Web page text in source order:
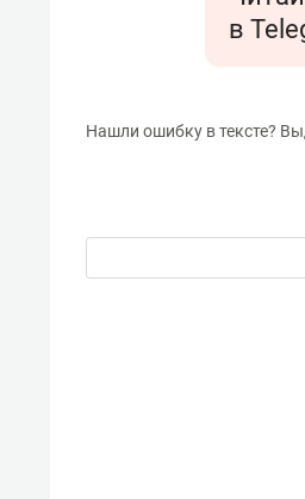
в
Нашли ошибку в тексте?